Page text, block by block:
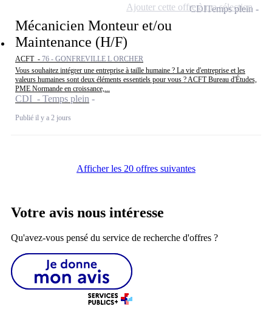
Mécanicien Monteur et/ou
Maintenance (H/F)
ACFT - 76 - GONFREVILLE L ORCHER
Vous souhaitez intégrer une entreprise à taille humaine ? La vie d'entreprise et les
valeurs humaines sont deux éléments essentiels pour vous ? ACFT Bureau d'Études,
PME Normande en croissance,...
CDI - Temps plein
Publié il y a 2 jours
CDITemps plein
Ajouter cette offre à ma sélection
Afficher les 20 offres suivantes
Votre avis nous intéresse
Qu'avez-vous pensé du service de recherche d'offres ?